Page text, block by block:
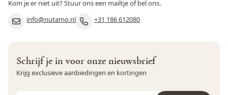
Kom je er niet uit? Stuur ons een mailtje of bel ons.
info@nutamo.nl
+31 186 612080
Schrijf je in voor onze nieuwsbrief
Krijg exclusieve aanbiedingen en kortingen